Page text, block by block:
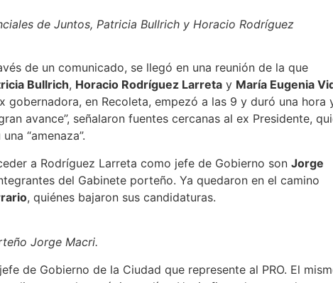
de Juntos, Patricia Bullrich y Horacio Rodríguez
de un comunicado, se llegó en una reunión de la que
Bullrich, Horacio Rodríguez Larreta y María Eugenia
gobernadora, en Recoleta, empezó a las 9 y duró una hora
avance”, señalaron fuentes cercanas al ex Presidente,
una “amenaza”.
a Rodríguez Larreta como jefe de Gobierno son Jorge
del Gabinete porteño. Ya quedaron en el camino
, quiénes bajaron sus candidaturas.
Jorge Macri.
de Gobierno de la Ciudad que represente al PRO. El